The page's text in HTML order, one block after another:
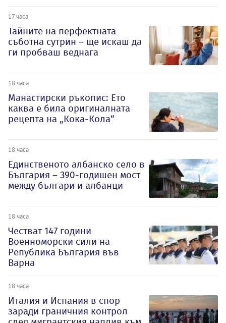
17 часа
Тайните на перфектната
съботна сутрин – ще искаш да
ги пробваш веднага
18 часа
Манастирски ръкопис: Ето
каква е била оригиналната
рецепта на „Кока-Кола“
18 часа
Единственото албанско село в
България – 390-годишен мост
между българи и албанци
18 часа
Честват 147 години
Военноморски сили на
Република България във
Варна
18 часа
Италия и Испания в спор
заради граничния контрол